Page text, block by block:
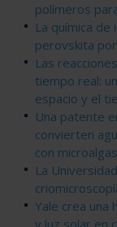
polímeros
La química
perovskita
Las
tiempo real:
espacio y el
Una patente
convierten
con microalgas
La
Yale crea una
y luz solar en